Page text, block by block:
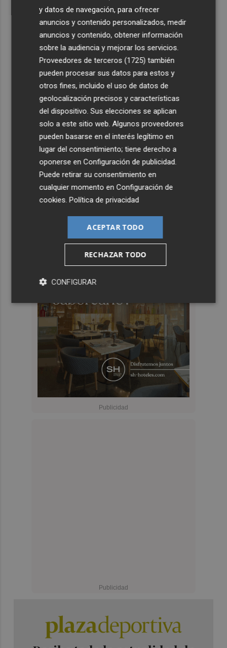
y datos de navegación, para ofrecer
anuncios y contenido personalizados, medir
anuncios y contenido, obtener información
sobre la audiencia y mejorar los servicios.
Proveedores de terceros (1725) también
pueden procesar sus datos para estos y
otros fines, incluido el uso de datos de
geolocalización precisos y características
del dispositivo. Sus elecciones se aplican
solo a este sitio web. Algunos proveedores
pueden basarse en el interés legítimo en
lugar del consentimiento; tiene derecho a
oponerse enConfiguración de publicidad
Puede retirar su consentimiento en
cualquier momento enConfiguración de
cookies .Política de privacidad
ACEPTAR TODO
RECHAZAR TODO
CONFIGURAR